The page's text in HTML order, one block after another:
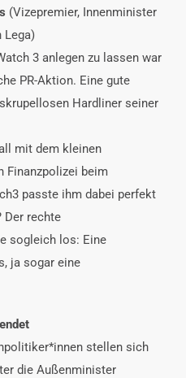
(Vizepremier, Innenminister
Lega)
3 anlegen zu lassen war
PR-Aktion. Eine gute
Hardliner seiner
mit dem kleinen
Finanzpolizei beim
passte ihm dabei perfekt
Der rechte
sogleich los: Eine
ja sogar eine
stellen sich
die Außenminister